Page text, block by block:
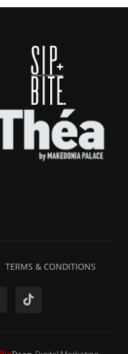
TERMS & CONDITIONS